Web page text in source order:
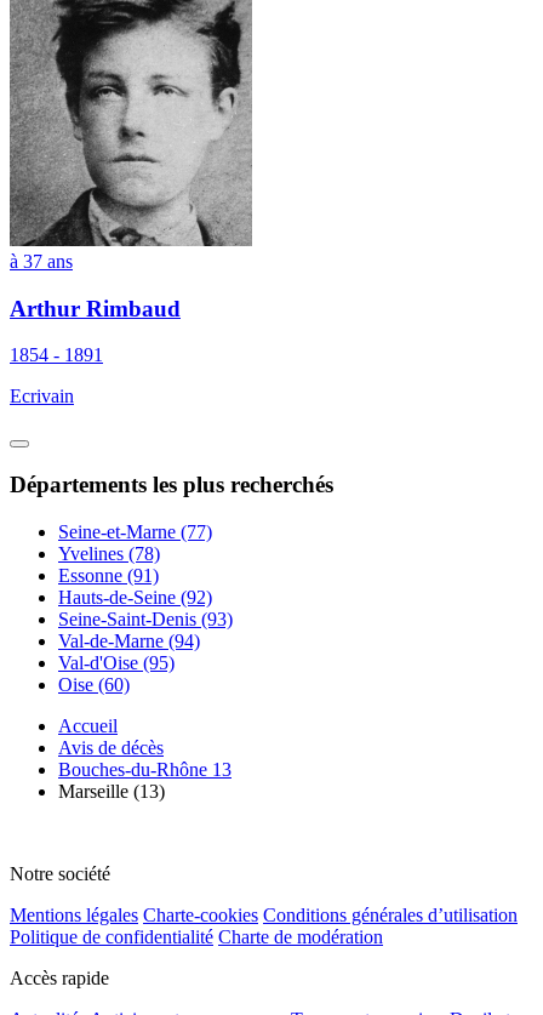
à 37 ans
Arthur Rimbaud
1854 - 1891
Ecrivain
Départements les plus recherchés
Seine-et-Marne (77)
Yvelines (78)
Essonne (91)
Hauts-de-Seine (92)
Seine-Saint-Denis (93)
Val-de-Marne (94)
Val-d'Oise (95)
Oise (60)
Accueil
Avis de décès
Bouches-du-Rhône 13
Marseille (13)
Notre société
Mentions légales Charte-cookies Conditions générales d’utilisation
Politique de confidentialité Charte de modération
Accès rapide